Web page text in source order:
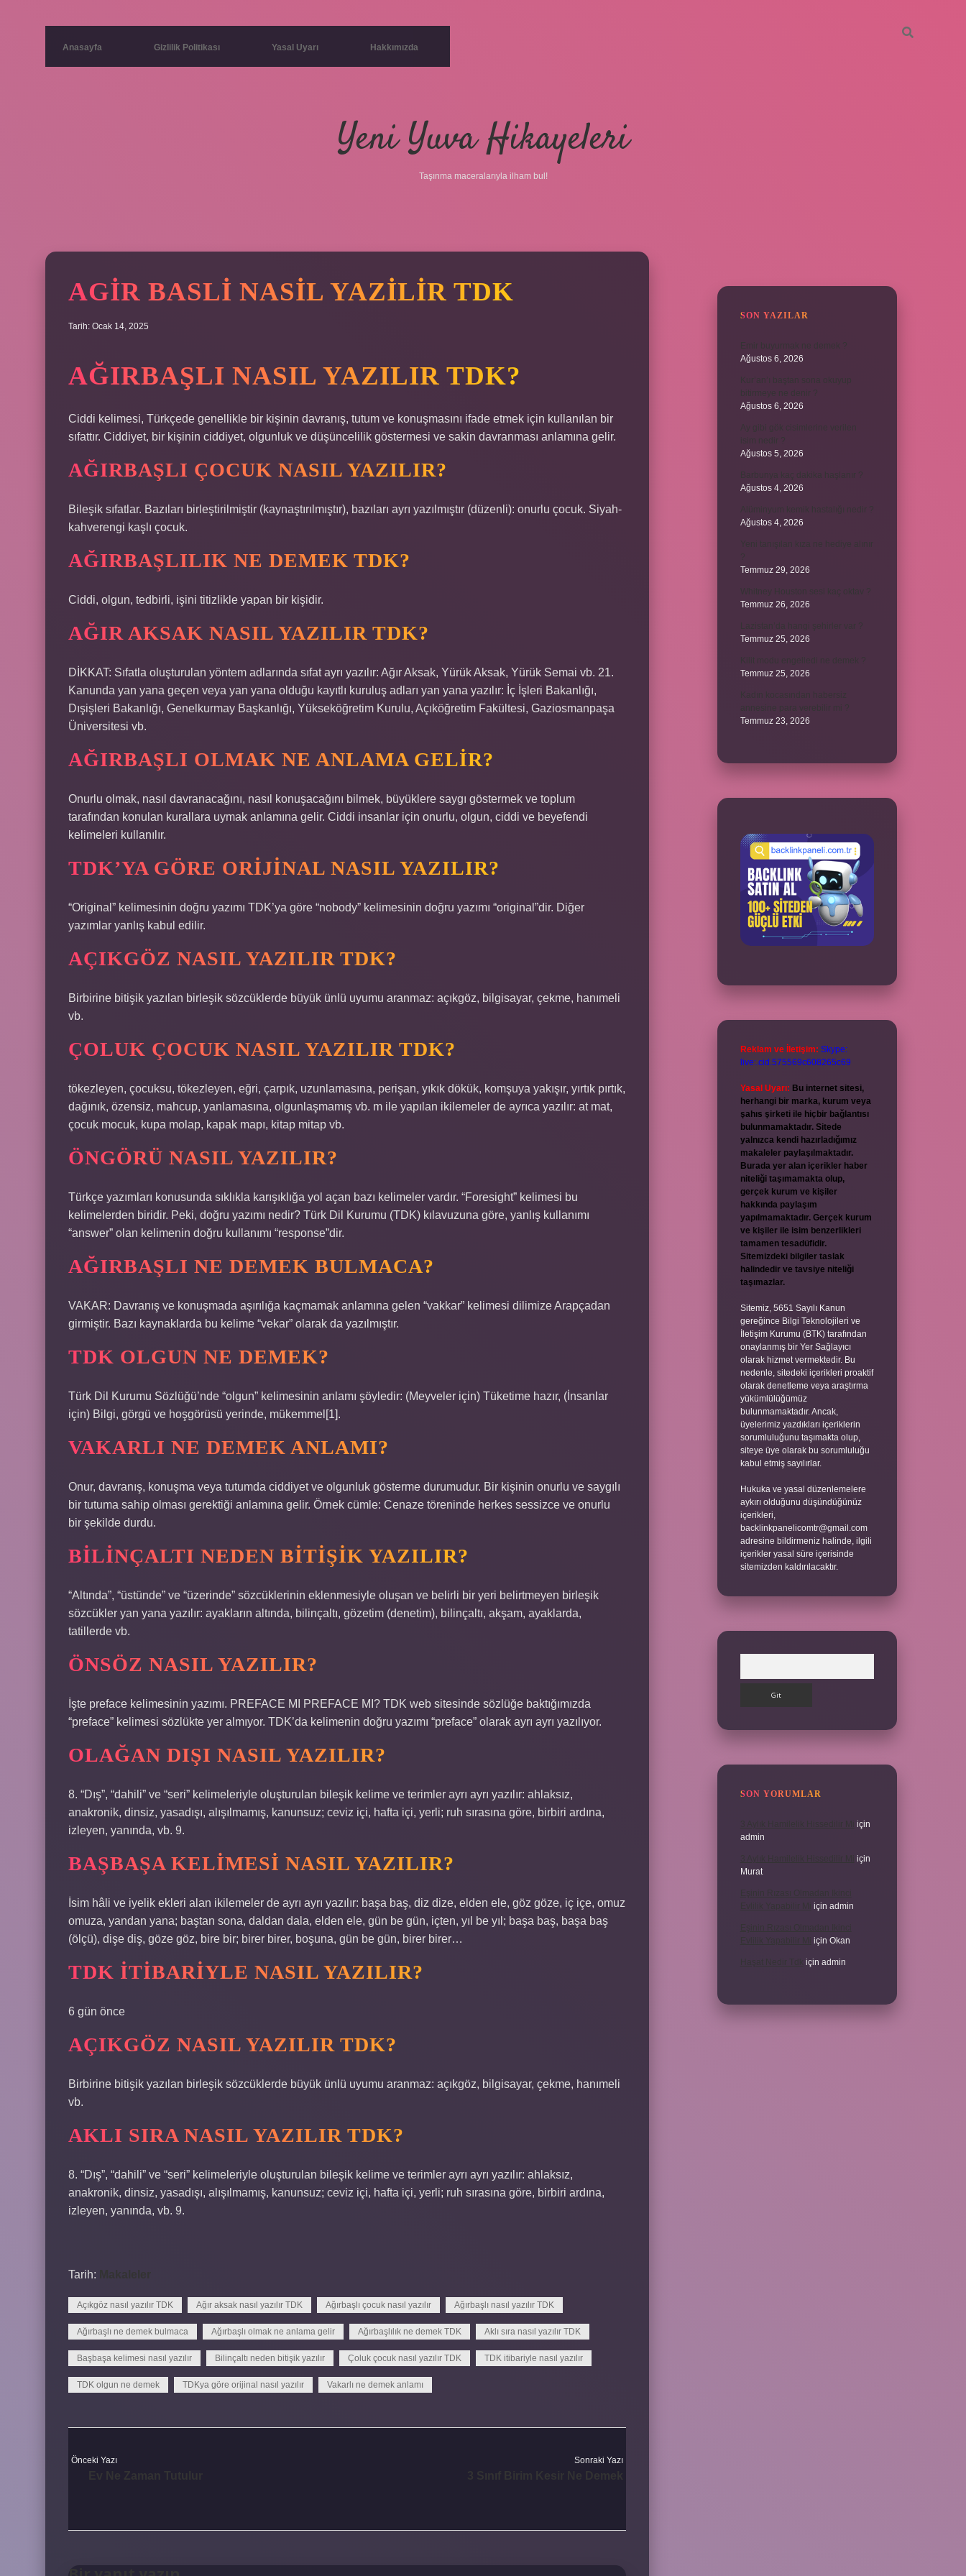
Anasayfa Gizlilik Politikası Yasal Uyarı Hakkımızda
Yeni Yuva Hikayeleri
Taşınma maceralarıyla ilham bul!
AGIR BASLI NASIL YAZILIR TDK
Tarih: Ocak 14, 2025
AĞIRBAŞLI NASIL YAZILIR TDK?
Ciddi kelimesi, Türkçede genellikle bir kişinin davranış, tutum ve konuşmasını ifade etmek için kullanılan bir
sıfattır. Ciddiyet, bir kişinin ciddiyet, olgunluk ve düşüncelilik göstermesi ve sakin davranması anlamına gelir.
AĞIRBAŞLI ÇOCUK NASIL YAZILIR?
Bileşik sıfatlar. Bazıları birleştirilmiştir (kaynaştırılmıştır), bazıları ayrı yazılmıştır (düzenli): onurlu çocuk. Siyah-
kahverengi kaşlı çocuk.
AĞIRBAŞLILIK NE DEMEK TDK?
Ciddi, olgun, tedbirli, işini titizlikle yapan bir kişidir.
AĞIR AKSAK NASIL YAZILIR TDK?
DİKKAT: Sıfatla oluşturulan yöntem adlarında sıfat ayrı yazılır: Ağır Aksak, Yürük Aksak, Yürük Semai vb. 21.
Kanunda yan yana geçen veya yan yana olduğu kayıtlı kuruluş adları yan yana yazılır: İç İşleri Bakanlığı,
Dışişleri Bakanlığı, Genelkurmay Başkanlığı, Yükseköğretim Kurulu, Açıköğretim Fakültesi, Gaziosmanpaşa
Üniversitesi vb.
AĞIRBAŞLI OLMAK NE ANLAMA GELIR?
Onurlu olmak, nasıl davranacağını, nasıl konuşacağını bilmek, büyüklere saygı göstermek ve toplum
tarafından konulan kurallara uymak anlamına gelir. Ciddi insanlar için onurlu, olgun, ciddi ve beyefendi
kelimeleri kullanılır.
TDK’YA GÖRE ORIJINAL NASIL YAZILIR?
“Original” kelimesinin doğru yazımı TDK’ya göre “nobody” kelimesinin doğru yazımı “original”dir. Diğer
yazımlar yanlış kabul edilir.
AÇIKGÖZ NASIL YAZILIR TDK?
Birbirine bitişik yazılan birleşik sözcüklerde büyük ünlü uyumu aranmaz: açıkgöz, bilgisayar, çekme, hanımeli
vb.
ÇOLUK ÇOCUK NASIL YAZILIR TDK?
tökezleyen, çocuksu, tökezleyen, eğri, çarpık, uzunlamasına, perişan, yıkık dökük, komşuya yakışır, yırtık pırtık,
dağınık, özensiz, mahcup, yanlamasına, olgunlaşmamış vb. m ile yapılan ikilemeler de ayrıca yazılır: at mat,
çocuk mocuk, kupa molap, kapak mapı, kitap mitap vb.
ÖNGÖRÜ NASIL YAZILIR?
Türkçe yazımları konusunda sıklıkla karışıklığa yol açan bazı kelimeler vardır. “Foresight” kelimesi bu
kelimelerden biridir. Peki, doğru yazımı nedir? Türk Dil Kurumu (TDK) kılavuzuna göre, yanlış kullanımı
“answer” olan kelimenin doğru kullanımı “response”dir.
AĞIRBAŞLI NE DEMEK BULMACA?
VAKAR: Davranış ve konuşmada aşırılığa kaçmamak anlamına gelen “vakkar” kelimesi dilimize Arapçadan
girmiştir. Bazı kaynaklarda bu kelime “vekar” olarak da yazılmıştır.
TDK OLGUN NE DEMEK?
Türk Dil Kurumu Sözlüğü’nde “olgun” kelimesinin anlamı şöyledir: (Meyveler için) Tüketime hazır, (İnsanlar
için) Bilgi, görgü ve hoşgörüsü yerinde, mükemmel[1].
VAKARLI NE DEMEK ANLAMI?
Onur, davranış, konuşma veya tutumda ciddiyet ve olgunluk gösterme durumudur. Bir kişinin onurlu ve saygılı
bir tutuma sahip olması gerektiği anlamına gelir. Örnek cümle: Cenaze töreninde herkes sessizce ve onurlu
bir şekilde durdu.
BILINÇALTI NEDEN BITIŞIK YAZILIR?
“Altında”, “üstünde” ve “üzerinde” sözcüklerinin eklenmesiyle oluşan ve belirli bir yeri belirtmeyen birleşik
sözcükler yan yana yazılır: ayakların altında, bilinçaltı, gözetim (denetim), bilinçaltı, akşam, ayaklarda,
tatillerde vb.
ÖNSÖZ NASIL YAZILIR?
İşte preface kelimesinin yazımı. PREFACE MI PREFACE MI? TDK web sitesinde sözlüğe baktığımızda
“preface” kelimesi sözlükte yer almıyor. TDK’da kelimenin doğru yazımı “preface” olarak ayrı ayrı yazılıyor.
OLAĞAN DIŞI NASIL YAZILIR?
8. “Dış”, “dahili” ve “seri” kelimeleriyle oluşturulan bileşik kelime ve terimler ayrı ayrı yazılır: ahlaksız,
anakronik, dinsiz, yasadışı, alışılmamış, kanunsuz; ceviz içi, hafta içi, yerli; ruh sırasına göre, birbiri ardına,
izleyen, yanında, vb. 9.
BAŞBAŞA KELIMESI NASIL YAZILIR?
İsim hâli ve iyelik ekleri alan ikilemeler de ayrı ayrı yazılır: başa baş, diz dize, elden ele, göz göze, iç içe, omuz
omuza, yandan yana; baştan sona, daldan dala, elden ele, gün be gün, içten, yıl be yıl; başa baş, başa baş
(ölçü), dişe diş, göze göz, bire bir; birer birer, boşuna, gün be gün, birer birer…
TDK ITIBARIYLE NASIL YAZILIR?
6 gün önce
AÇIKGÖZ NASIL YAZILIR TDK?
Birbirine bitişik yazılan birleşik sözcüklerde büyük ünlü uyumu aranmaz: açıkgöz, bilgisayar, çekme, hanımeli
vb.
AKLI SIRA NASIL YAZILIR TDK?
8. “Dış”, “dahili” ve “seri” kelimeleriyle oluşturulan bileşik kelime ve terimler ayrı ayrı yazılır: ahlaksız,
anakronik, dinsiz, yasadışı, alışılmamış, kanunsuz; ceviz içi, hafta içi, yerli; ruh sırasına göre, birbiri ardına,
izleyen, yanında, vb. 9.
Tarih: Makaleler
Açıkgöz nasıl yazılır TDK Ağır aksak nasıl yazılır TDK Ağırbaşlı çocuk nasıl yazılır Ağırbaşlı nasıl yazılır TDK
Ağırbaşlı ne demek bulmaca Ağırbaşlı olmak ne anlama gelir Ağırbaşlılık ne demek TDK Aklı sıra nasıl yazılır TDK
Başbaşa kelimesi nasıl yazılır Bilinçaltı neden bitişik yazılır Çoluk çocuk nasıl yazılır TDK TDK itibariyle nasıl yazılır
TDK olgun ne demek TDKya göre orijinal nasıl yazılır Vakarlı ne demek anlamı
Önceki Yazı Sonraki Yazı
SON YAZILAR
Emir buyurmak ne demek ?
Ağustos 6, 2026
Kur’an’ı baştan sona okuyup
bitirmeye ne denir ?
Ağustos 6, 2026
Ay gibi gök cisimlerine verilen
Ağustos 5, 2026
Barbunya kaç dakika haşlanır ?
Ağustos 4, 2026
Ağustos 4, 2026
Temmuz 29, 2026
Temmuz 26, 2026
Temmuz 25, 2026
Temmuz 25, 2026
Temmuz 23, 2026
Reklam ve İletişim: Skype:
live:.cid.575569c608265c69
Yasal Uyarı: Bu internet sitesi,
herhangi bir marka, kurum veya
şahıs şirketi ile hiçbir bağlantısı
bulunmamaktadır. Sitede
yalnızca kendi hazırladığımız
makaleler paylaşılmaktadır.
Burada yer alan içerikler haber
niteliği taşımamakta olup,
gerçek kurum ve kişiler
hakkında paylaşım
yapılmamaktadır. Gerçek kurum
ve kişiler ile isim benzerlikleri
tamamen tesadüfidir.
Sitemizdeki bilgiler taslak
halindedir ve tavsiye niteliği
taşımazlar.
Sitemiz, 5651 Sayılı Kanun
gereğince Bilgi Teknolojileri ve
İletişim Kurumu (BTK) tarafından
onaylanmış bir Yer Sağlayıcı
olarak hizmet vermektedir. Bu
nedenle, sitedeki içerikleri proaktif
olarak denetleme veya araştırma
yükümlülüğümüz
bulunmamaktadır. Ancak,
üyelerimiz yazdıkları içeriklerin
sorumluluğunu taşımakta olup,
siteye üye olarak bu sorumluluğu
kabul etmiş sayılırlar.
Hukuka ve yasal düzenlemelere
aykırı olduğunu düşündüğünüz
içerikleri,
backlinkpanelicomtr@gmail.com
adresine bildirmeniz halinde, ilgili
içerikler yasal süre içerisinde
sitemizden kaldırılacaktır.
SON YORUMLAR
için
admin
için
Murat
için admin
için Okan
için admin